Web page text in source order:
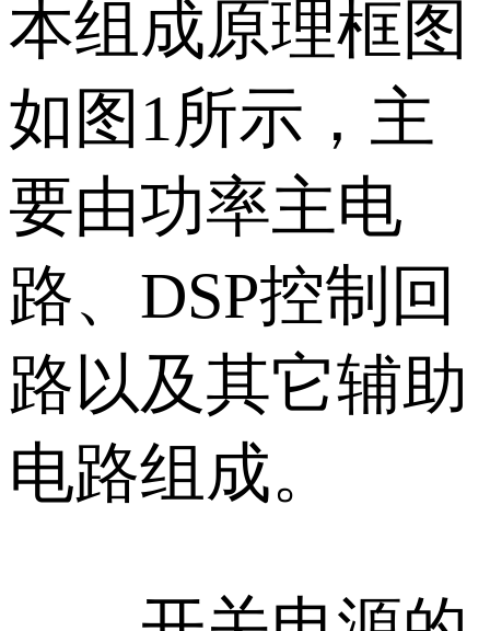
本组成原理框图
如图1所示，主
要由功率主电
路、DSP控制回
路以及其它辅助
电路组成。